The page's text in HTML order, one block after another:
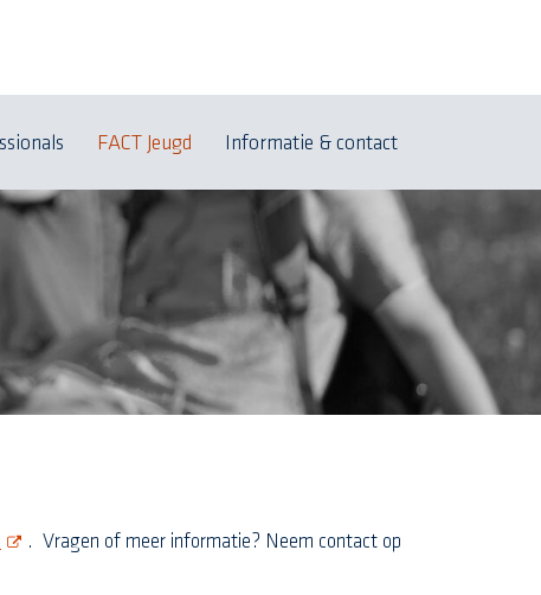
FACT Jeugd Informatie & contact
opent nieuw scherm
. Vragen of meer informatie? Neem contact op